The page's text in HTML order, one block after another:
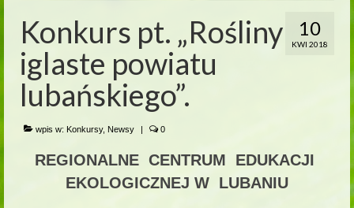
10
KWI 2018
Konkurs pt. „Rośliny
iglaste powiatu
lubańskiego”.
wpis w: Konkursy, Newsy | 0
REGIONALNE CENTRUM EDUKACJI
EKOLOGICZNEJ W LUBANIU